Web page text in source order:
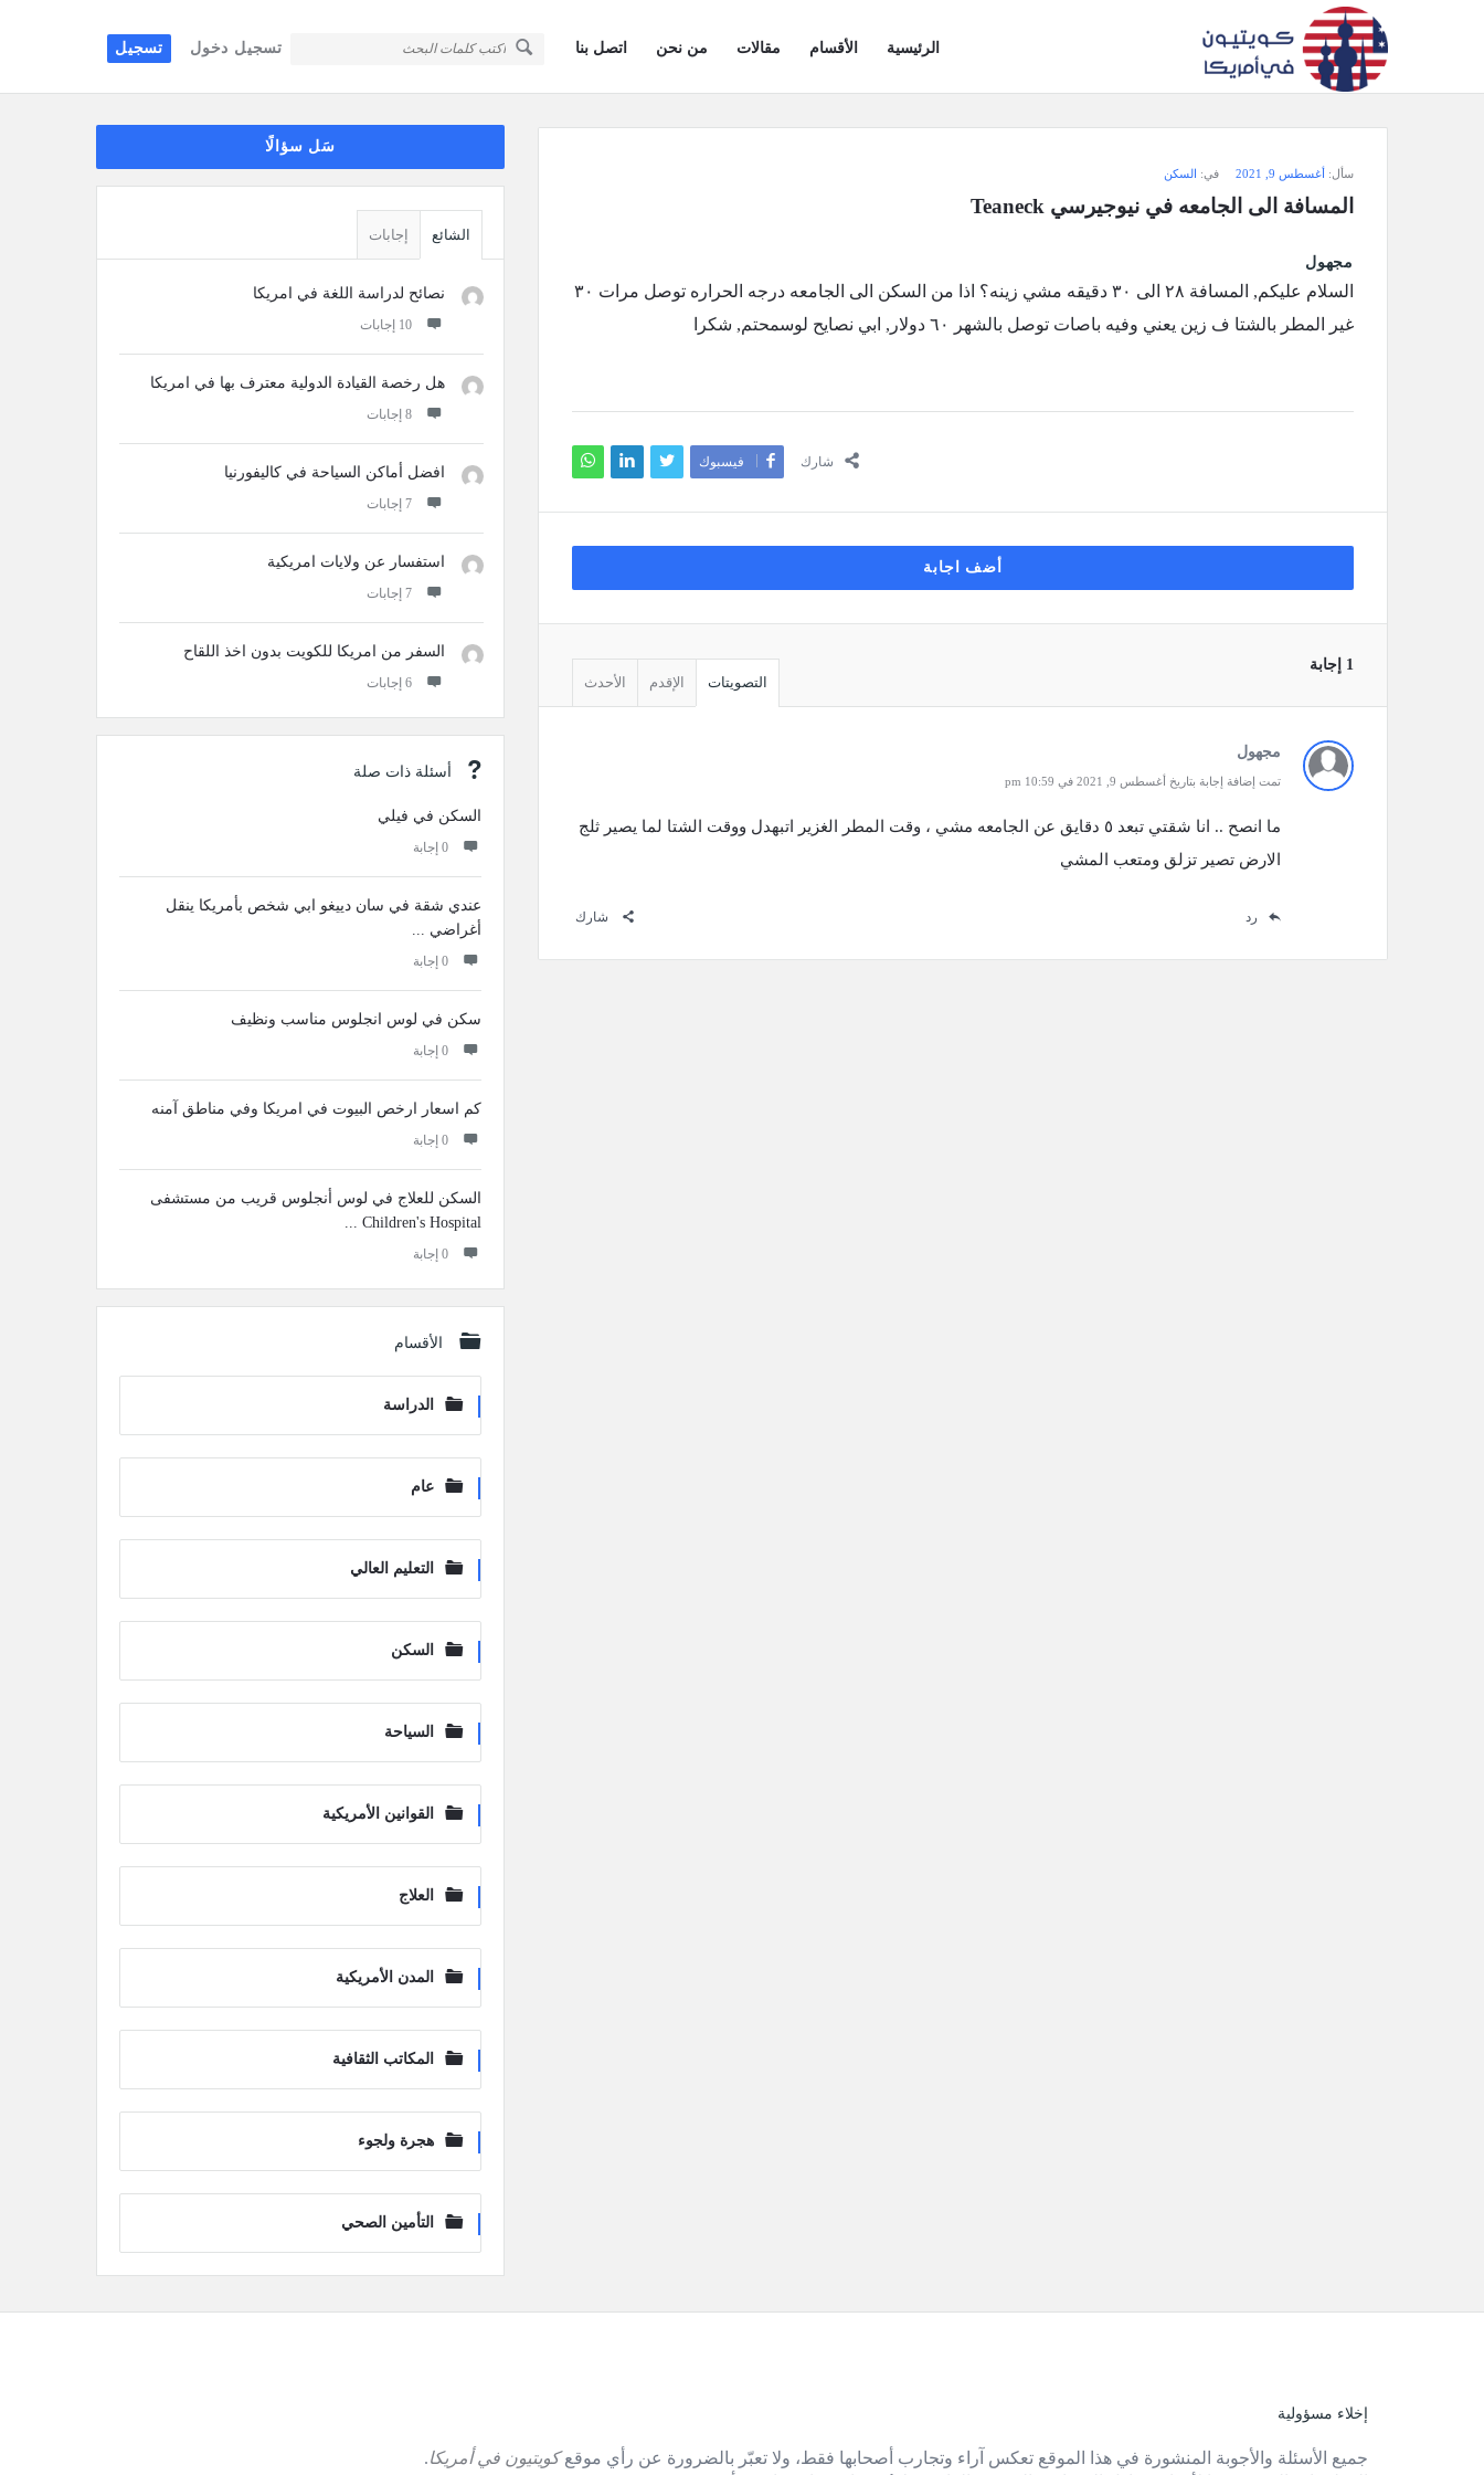
تسجيل دخول تسجيل
وجواب
كويتيون
الرئيسية الأقسام مقالات من نحن اتصل بنا
وجواب
أمريكا
أسئلة
سأل: أغسطس 9, 2021 في: السكن
المسافة الى الجامعه في نيوجيرسي‏Teaneck ‎
مجهول
السلام عليكم, المسافة ٢٨ الى ٣٠ دقيقه مشي زينه؟ اذا من السكن الى الجامعه درجه الحراره توصل مرات ٣٠
غير المطر بالشتا ف زين يعني وفيه باصات توصل بالشهر ٦٠ دولار, ابي نصايح لوسمحتم, شكرا
شارك فيسبوك
أضف اجابة
‫1 إجابة
التصويتات
الإقدم الأحدث
مجهول
تمت إضافة إجابة بتاريخ أغسطس 9, 2021 في 10:59 pm
ما انصح .. انا شقتي تبعد ٥ دقايق عن الجامعه مشي ، وقت المطر الغزير اتبهدل ووقت الشتا لما يصير ثلج
الارض تصير تزلق ومتعب المشي
رد شارك
سَل سؤالًا
الشائع إجابات
نصائح لدراسة اللغة في امريكا
‫10 إجابات
هل رخصة القيادة الدولية معترف بها في امريكا
‫8 إجابات
افضل أماكن السياحة في كاليفورنيا
‫7 إجابات
استفسار عن ولايات امريكية
‫7 إجابات
السفر من امريكا للكويت بدون اخذ اللقاح
‫6 إجابات
أسئلة ذات صلة
السكن في فيلي
‫0 إجابة
عندي ‏شقة في ‏سان دييغو ابي ‏شخص بأمريكا ينقل
أغراضي ...
‫0 إجابة
سكن في لوس انجلوس مناسب ونظيف
‫0 إجابة
كم اسعار ارخص البيوت في امريكا وفي مناطق آمنه
‫0 إجابة
السكن للعلاج في لوس أنجلوس قريب من مستشفى
Children's Hospital ...
‫0 إجابة
الأقسام
الدراسة
عام
التعليم العالي
السكن
السياحة
القوانين الأمريكية
العلاج
المدن الأمريكية
المكاتب الثقافية
هجرة ولجوء
التأمين الصحي
الفوترإخلاء مسؤولية
جميع الأسئلة والأجوبة المنشورة في هذا الموقع تعكس آراء وتجارب أصحابها فقط، ولا تعبّر بالضرورة عن رأي موقعكويتيون في أمريكا.